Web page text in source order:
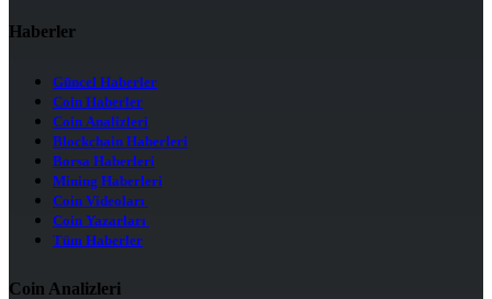
Haberler
Güncel Haberler
Coin Haberler
Coin Analizleri
Blockchain Haberleri
Borsa Haberleri
Mining Haberleri
Coin Videoları
Coin Yazarları
Tüm Haberler
Coin Analizleri